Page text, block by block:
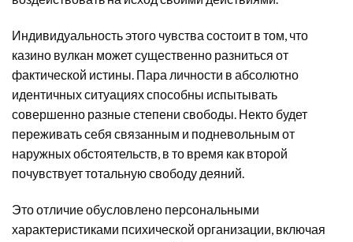
Индивидуальность этого чувства состоит в том, что
казино вулкан может существенно разниться от
фактической истины. Пара личности в абсолютно
идентичных ситуациях способны испытывать
совершенно разные степени свободы. Некто будет
переживать себя связанным и подневольным от
наружных обстоятельств, в то время как второй
почувствует тотальную свободу деяний.
Это отличие обусловлено персональными
характеристиками психической организации, включая